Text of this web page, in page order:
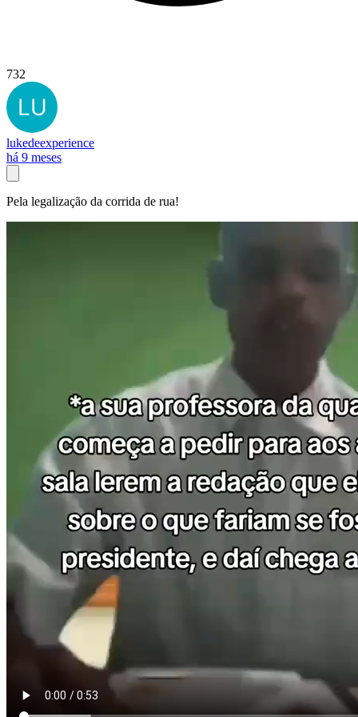
732
lukedeexperience
há 9 meses
Pela legalização da corrida de rua!